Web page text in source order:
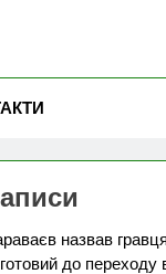
назвав гравця
до переходу